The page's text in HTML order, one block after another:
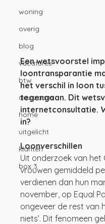
woning
overig
blog
vacatures
btw
duurzaam
home
uitgelicht
klanten
box 3
Een wetsvoorstel
loontransparantie
het verschil in loon
tegengaan. Dit
internetconsultatie.
in?
Loonverschillen
Uit onderzoek van het
vrouwen gemiddeld
verdienen dan hun
november, op Equal
ongeveer de rest van
niets’. Dit fenomeen